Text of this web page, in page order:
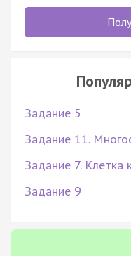
Задание 5
Задание 11.
Задание 7. Клетка
Задание 9